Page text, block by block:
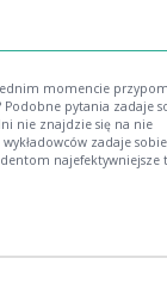
momencie
nie znajdzie się na nie
zadaje
najefektywniejsze